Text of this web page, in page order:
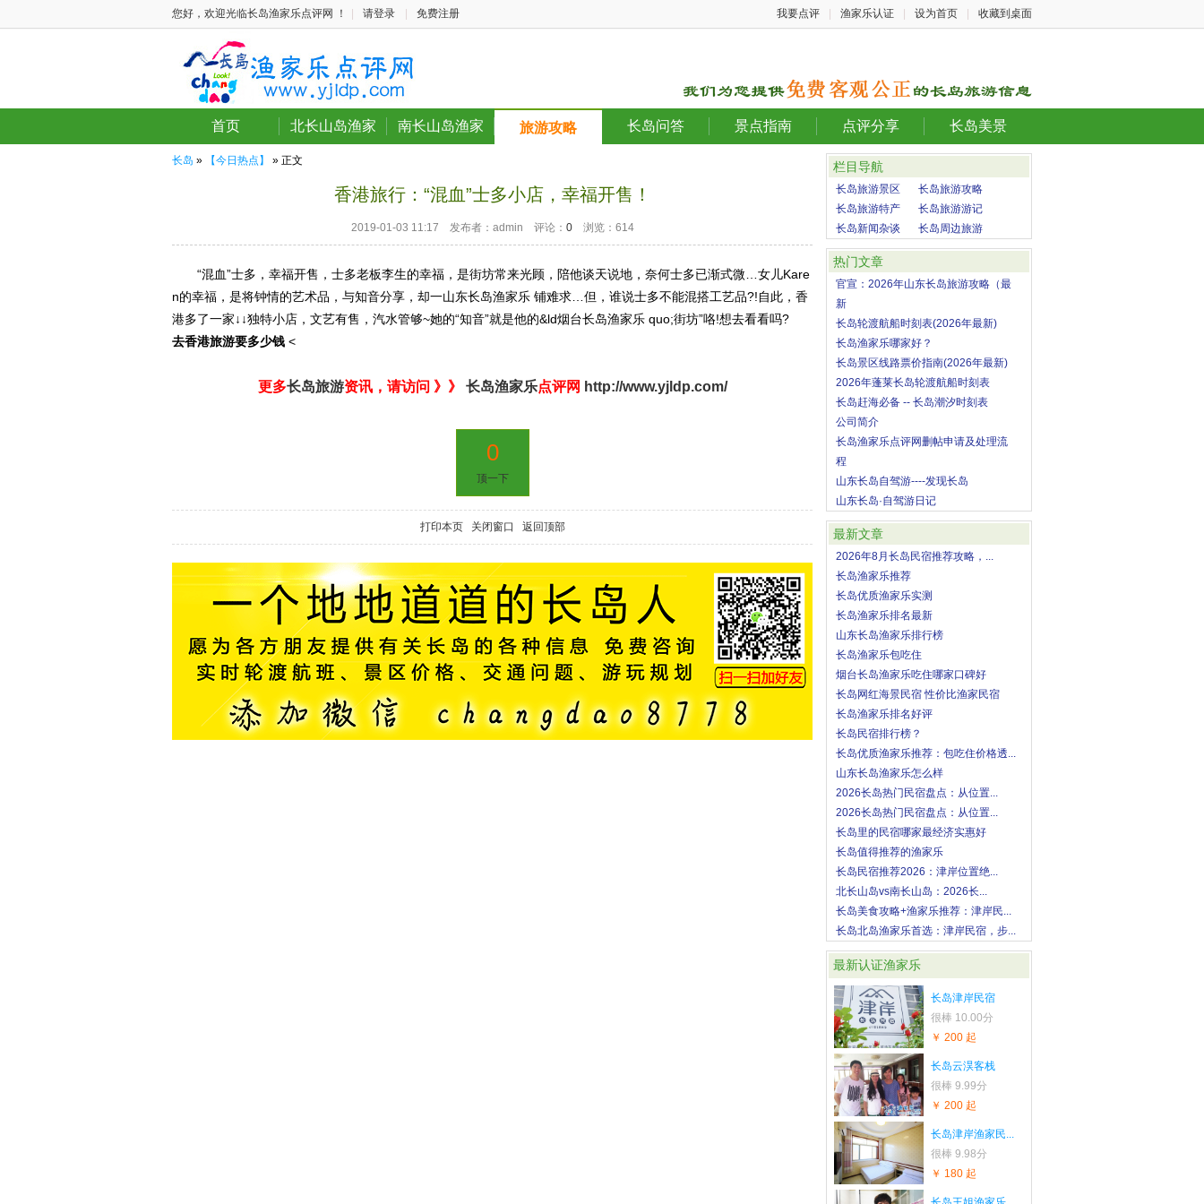
您好，欢迎光临长岛渔家乐点评网 ！ 请登录 免费注册 我要点评 渔家乐认证 设为首页 收藏到桌面
首页 北长山岛渔家 南长山岛渔家 旅游攻略 长岛问答 景点指南 点评分享 长岛美景
长岛 » 【今日热点】 » 正文
香港旅行：“混血”士多小店，幸福开售！
2019-01-03 11:17 发布者：admin 评论： 0浏览：614
“混血”士多，幸福开售，士多老板李生的幸福，是街坊常来光顾，陪他谈天说地，奈何士多已渐式微…女儿Kare
n的幸福，是将钟情的艺术品，与知音分享，却一山东长岛渔家乐 铺难求…但，谁说士多不能混搭工艺品?!自此，香
港多了一家↓↓独特小店，文艺有售，汽水管够~她的“知音”就是他的&ld烟台长岛渔家乐 quo;街坊”咯!想去看看吗?
去香港旅游要多少钱 <
更多长岛旅游资讯，请访问 》》 长岛渔家乐点评网 http://www.yjldp.com/
0
顶一下
打印本页 关闭窗口 返回顶部
栏目导航
长岛旅游景区
长岛旅游攻略
长岛旅游特产
长岛旅游游记
长岛新闻杂谈
长岛周边旅游
热门文章
官宣：2026年山东长岛旅游攻略（最
新
长岛轮渡航船时刻表(2026年最新)
长岛渔家乐哪家好？
长岛景区线路票价指南(2026年最新)
2026年蓬莱长岛轮渡航船时刻表
长岛赶海必备 -- 长岛潮汐时刻表
公司简介
长岛渔家乐点评网删帖申请及处理流
程
山东长岛自驾游----发现长岛
山东长岛·自驾游日记
最新文章
2026年8月长岛民宿推荐攻略，...
长岛渔家乐推荐
长岛优质渔家乐实测
长岛渔家乐排名最新
山东长岛渔家乐排行榜
长岛渔家乐包吃住
烟台长岛渔家乐吃住哪家口碑好
长岛网红海景民宿 性价比渔家民宿
长岛渔家乐排名好评
长岛民宿排行榜？
长岛优质渔家乐推荐：包吃住价格透...
山东长岛渔家乐怎么样
2026长岛热门民宿盘点：从位置...
2026长岛热门民宿盘点：从位置...
长岛里的民宿哪家最经济实惠好
长岛值得推荐的渔家乐
长岛民宿推荐2026：津岸位置绝...
北长山岛vs南长山岛：2026长...
长岛美食攻略+渔家乐推荐：津岸民...
长岛北岛渔家乐首选：津岸民宿，步...
最新认证渔家乐
长岛津岸民宿
很棒 10.00分
￥ 200 起
长岛云淏客栈
很棒 9.99分
￥ 200 起
长岛津岸渔家民...
很棒 9.98分
￥ 180 起